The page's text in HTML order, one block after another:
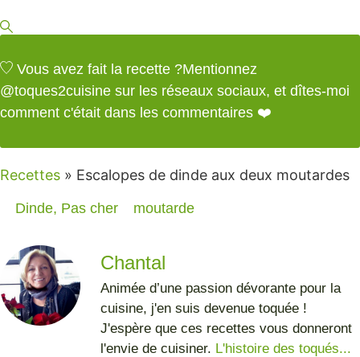
Vous avez fait la recette ?Mentionnez
@toques2cuisine sur les réseaux sociaux, et dîtes-moi
comment c'était dans les commentaires ❤️
Recettes » Escalopes de dinde aux deux moutardes
Dinde, Pas cher moutarde
Chantal
Animée d’une passion dévorante pour la
cuisine, j'en suis devenue toquée !
J'espère que ces recettes vous donneront
l'envie de cuisiner. L'histoire des toqués...